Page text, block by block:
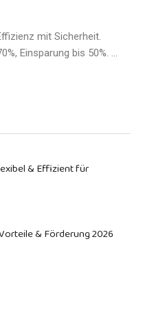
mit Sicherheit.
Einsparung bis 50%. ...
& Effizient für
& Förderung 2026